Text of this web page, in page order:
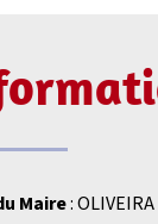
Maire: OLIVEIRA